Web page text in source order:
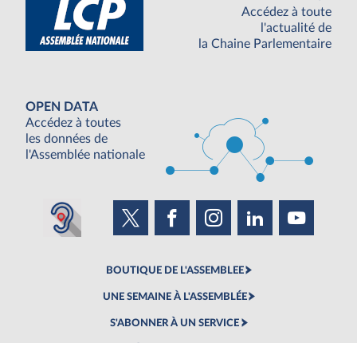
Accédez à toute
l'actualité de
la Chaine Parlementaire
OPEN DATA
Accédez à toutes
les données de
l'Assemblée nationale
BOUTIQUE DE L'ASSEMBLEE
UNE SEMAINE À L'ASSEMBLÉE
S'ABONNER À UN SERVICE